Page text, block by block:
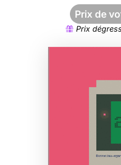
Prix de
Prix